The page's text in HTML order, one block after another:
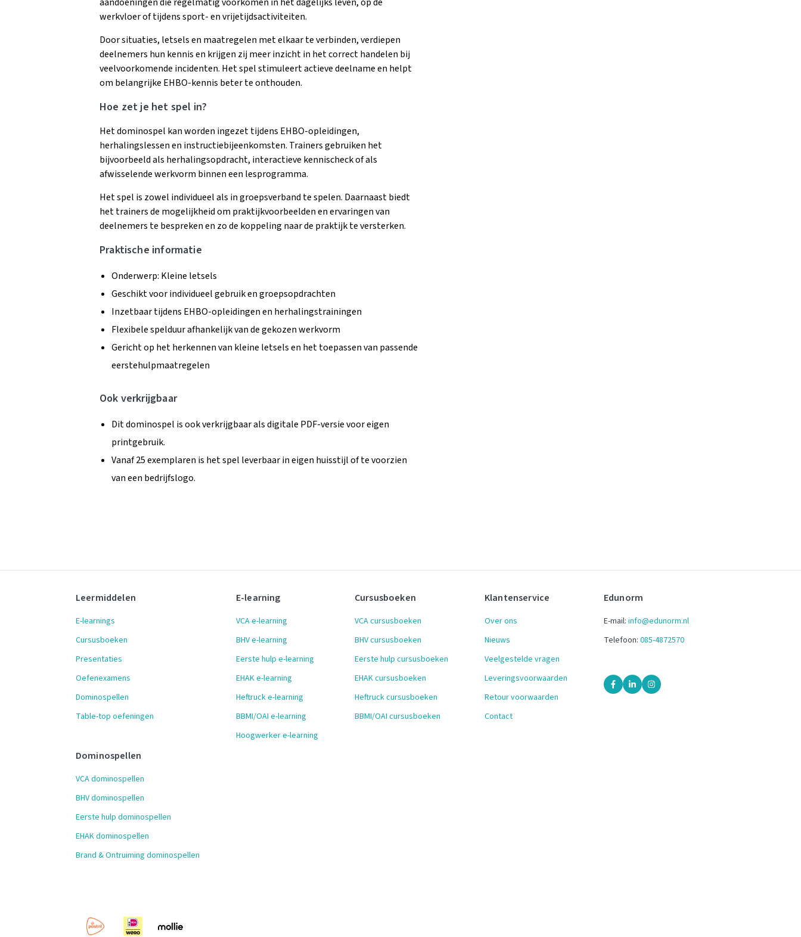
werkvloer of tijdens sport- en vrijetijdsactiviteiten.
Door situaties, letsels en maatregelen met elkaar te verbinden, verdiepen
deelnemers hun kennis en krijgen zij meer inzicht in het correct handelen bij
veelvoorkomende incidenten. Het spel stimuleert actieve deelname en helpt
om belangrijke EHBO-kennis beter te onthouden.
Hoe zet je het spel in?
Het dominospel kan worden ingezet tijdens EHBO-opleidingen,
herhalingslessen en instructiebijeenkomsten. Trainers gebruiken het
bijvoorbeeld als herhalingsopdracht, interactieve kennischeck of als
afwisselende werkvorm binnen een lesprogramma.
Het spel is zowel individueel als in groepsverband te spelen. Daarnaast biedt
het trainers de mogelijkheid om praktijkvoorbeelden en ervaringen van
deelnemers te bespreken en zo de koppeling naar de praktijk te versterken.
Praktische informatie
Onderwerp: Kleine letsels
Geschikt voor individueel gebruik en groepsopdrachten
Inzetbaar tijdens EHBO-opleidingen en herhalingstrainingen
Flexibele spelduur afhankelijk van de gekozen werkvorm
Gericht op het herkennen van kleine letsels en het toepassen van passende
eerstehulpmaatregelen
Ook verkrijgbaar
Dit dominospel is ook verkrijgbaar als digitale PDF-versie voor eigen
printgebruik.
Vanaf 25 exemplaren is het spel leverbaar in eigen huisstijl of te voorzien
van een bedrijfslogo.
Leermiddelen
E-learnings
Cursusboeken
Presentaties
Oefenexamens
Dominospellen
Table-top oefeningen
Dominospellen
VCA dominospellen
BHV dominospellen
Eerste hulp dominospellen
EHAK dominospellen
Brand & Ontruiming dominospellen
E-learning
VCA e-learning
BHV e-learning
Eerste hulp e-learning
EHAK e-learning
Heftruck e-learning
BBMI/OAI e-learning
Hoogwerker e-learning
Cursusboeken
VCA cursusboeken
BHV cursusboeken
Eerste hulp cursusboeken
EHAK cursusboeken
Heftruck cursusboeken
BBMI/OAI cursusboeken
Klantenservice
Over ons
Nieuws
Veelgestelde vragen
Leveringsvoorwaarden
Retour voorwaarden
Contact
Edunorm
E-mail: info@edunorm.nl
Telefoon: 085-4872570